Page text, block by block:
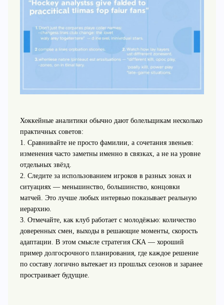
Хоккейные аналитики обычно дают болельщикам несколько
практичных советов:
1. Сравнивайте не просто фамилии, а сочетания звеньев:
изменения часто заметны именно в связках, а не на уровне
отдельных звёзд.
2. Следите за использованием игроков в разных зонах и
ситуациях — меньшинство, большинство, концовки
матчей. Это лучше любых интервью показывает реальную
иерархию.
3. Отмечайте, как клуб работает с молодёжью: количество
доверенных смен, выходы в решающие моменты, скорость
адаптации. В этом смысле стратегия СКА — хороший
пример долгосрочного планирования, где каждое решение
по составу логично вытекает из прошлых сезонов и заранее
простраивает будущие.